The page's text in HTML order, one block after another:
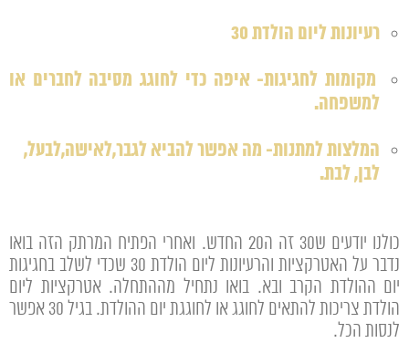
רעיונות ליום הולדת 30
מקומות לחגיגות- איפה כדי לחוגג מסיבה לחברים או
למשפחה.
המלצות למתנות- מה אפשר להביא לגבר,לאישה,לבעל,
לבן, לבת.
כולנו יודעים ש30 זה ה20 החדש. ואחרי הפתיח המרתק הזה בואו
נדבר על האטרקציות והרעיונות ליום הולדת 30 שכדי לשלב בחגיגות
יום ההולדת הקרב ובא. בואו נתחיל מההתחלה. אטרקציות ליום
הולדת צריכות להתאים לחוגג או לחוגגת יום ההולדת. בגיל 30 אפשר
לנסות הכל.